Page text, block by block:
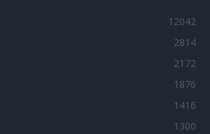
12042
2814
2172
1876
1416
1300